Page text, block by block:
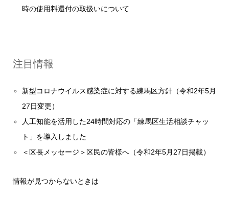
時の使用料還付の取扱いについて
注目情報
新型コロナウイルス感染症に対する練馬区方針（令和2年5月
27日変更）
人工知能を活用した24時間対応の「練馬区生活相談チャッ
ト」を導入しました
＜区長メッセージ＞区民の皆様へ（令和2年5月27日掲載）
情報が見つからないときは